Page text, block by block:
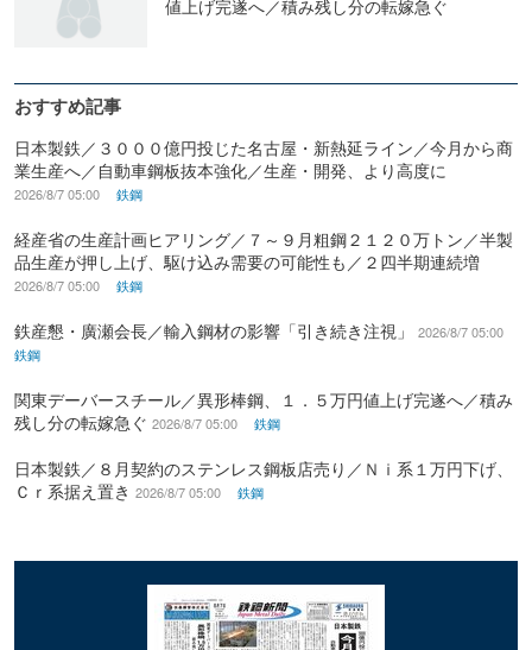
値上げ完遂へ／積み残し分の転嫁急ぐ
おすすめ記事
日本製鉄／３０００億円投じた名古屋・新熱延ライン／今月から商
業生産へ／自動車鋼板抜本強化／生産・開発、より高度に
2026/8/7 05:00 鉄鋼
経産省の生産計画ヒアリング／７～９月粗鋼２１２０万トン／半製
品生産が押し上げ、駆け込み需要の可能性も／２四半期連続増
2026/8/7 05:00 鉄鋼
鉄産懇・廣瀬会長／輸入鋼材の影響「引き続き注視」
2026/8/7 05:00
鉄鋼
関東デーバースチール／異形棒鋼、１．５万円値上げ完遂へ／積み
残し分の転嫁急ぐ 2026/8/7 05:00 鉄鋼
日本製鉄／８月契約のステンレス鋼板店売り／Ｎｉ系１万円下げ、
Ｃｒ系据え置き 2026/8/7 05:00 鉄鋼